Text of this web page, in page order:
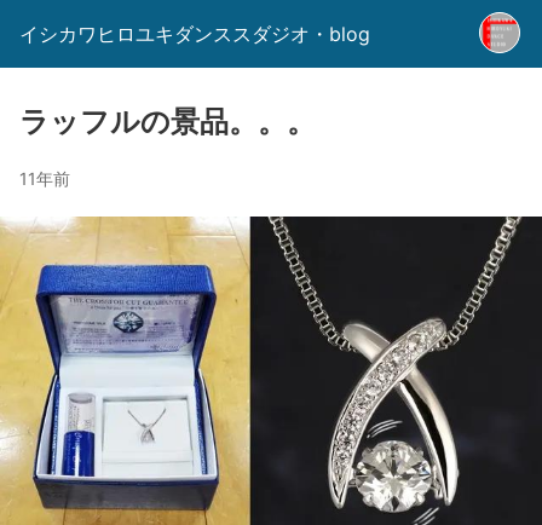
イシカワヒロユキダンススダジオ・blog
ラッフルの景品。。。
11年前